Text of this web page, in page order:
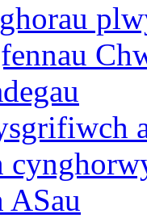
ASau